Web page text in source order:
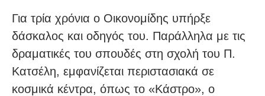
Για τρία χρόνια ο Οικονομίδης υπήρξε
δάσκαλος και οδηγός του. Παράλληλα με τις
δραματικές του σπουδές στη σχολή του Π.
Kατσέλη, εμφανίζεται περιστασιακά σε
κοσμικά κέντρα, όπως το «Kάστρο», ο